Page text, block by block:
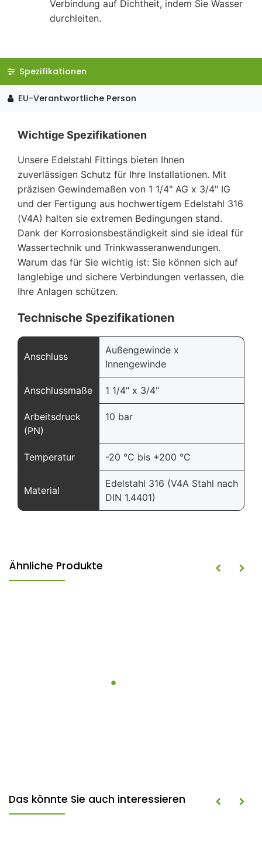
Verbindung auf Dichtheit, indem Sie Wasser
durchleiten.
Spezifikationen
EU-Verantwortliche Person
Wichtige Spezifikationen
Unsere Edelstahl Fittings bieten Ihnen
zuverlässigen Schutz für Ihre Installationen. Mit
präzisen Gewindemaßen von 1 1/4" AG x 3/4" IG
und der Fertigung aus hochwertigem Edelstahl 316
(V4A) halten sie extremen Bedingungen stand.
Dank der Korrosionsbeständigkeit sind sie ideal für
Wassertechnik und Trinkwasseranwendungen.
Warum das für Sie wichtig ist: Sie können sich auf
langlebige und sichere Verbindungen verlassen, die
Ihre Anlagen schützen.
Technische Spezifikationen
Anschluss
Außengewinde x
Innengewinde
Anschlussmaße 1 1/4" x 3/4"
Arbeitsdruck
(PN)
10 bar
Temperatur -20 °C bis +200 °C
Material
Edelstahl 316 (V4A Stahl nach
DIN 1.4401)
Ähnliche Produkte
Das könnte Sie auch interessieren